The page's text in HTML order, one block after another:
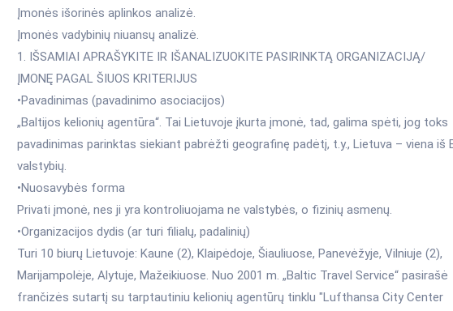
Įmonės išorinės aplinkos analizė.
Įmonės vadybinių niuansų analizė.
1. IŠSAMIAI APRAŠYKITE IR IŠANALIZUOKITE PASIRINKTĄ ORGANIZACIJĄ/
ĮMONĘ PAGAL ŠIUOS KRITERIJUS
•Pavadinimas (pavadinimo asociacijos)
„Baltijos kelionių agentūra“. Tai Lietuvoje įkurta įmonė, tad, galima spėti, jog toks
pavadinimas parinktas siekiant pabrėžti geografinę padėtį, t.y., Lietuva – viena iš
valstybių.
•Nuosavybės forma
Privati įmonė, nes ji yra kontroliuojama ne valstybės, o fizinių asmenų.
•Organizacijos dydis (ar turi filialų, padalinių)
Turi 10 biurų Lietuvoje: Kaune (2), Klaipėdoje, Šiauliuose, Panevėžyje, Vilniuje (2),
Marijampolėje, Alytuje, Mažeikiuose. Nuo 2001 m. „Baltic Travel Service“ pasirašė
frančizės sutartį su tarptautiniu kelionių agentūrų tinklu "Lufthansa City Center